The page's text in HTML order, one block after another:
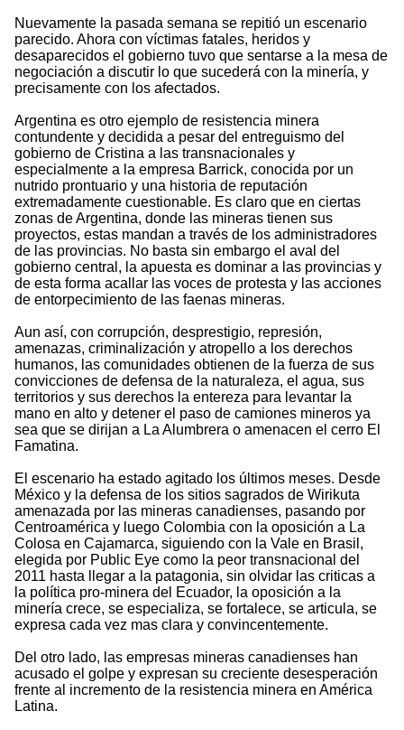
Nuevamente la pasada semana se repitió un escenario
parecido. Ahora con víctimas fatales, heridos y
desaparecidos el gobierno tuvo que sentarse a la mesa de
negociación a discutir lo que sucederá con la minería, y
precisamente con los afectados.
Argentina es otro ejemplo de resistencia minera
contundente y decidida a pesar del entreguismo del
gobierno de Cristina a las transnacionales y
especialmente a la empresa Barrick, conocida por un
nutrido prontuario y una historia de reputación
extremadamente cuestionable. Es claro que en ciertas
zonas de Argentina, donde las mineras tienen sus
proyectos, estas mandan a través de los administradores
de las provincias. No basta sin embargo el aval del
gobierno central, la apuesta es dominar a las provincias y
de esta forma acallar las voces de protesta y las acciones
de entorpecimiento de las faenas mineras.
Aun así, con corrupción, desprestigio, represión,
amenazas, criminalización y atropello a los derechos
humanos, las comunidades obtienen de la fuerza de sus
convicciones de defensa de la naturaleza, el agua, sus
territorios y sus derechos la entereza para levantar la
mano en alto y detener el paso de camiones mineros ya
sea que se dirijan a La Alumbrera o amenacen el cerro El
Famatina.
El escenario ha estado agitado los últimos meses. Desde
México y la defensa de los sitios sagrados de Wirikuta
amenazada por las mineras canadienses, pasando por
Centroamérica y luego Colombia con la oposición a La
Colosa en Cajamarca, siguiendo con la Vale en Brasil,
elegida por Public Eye como la peor transnacional del
2011 hasta llegar a la patagonia, sin olvidar las criticas a
la política pro-minera del Ecuador, la oposición a la
minería crece, se especializa, se fortalece, se articula, se
expresa cada vez mas clara y convincentemente.
Del otro lado, las empresas mineras canadienses han
acusado el golpe y expresan su creciente desesperación
frente al incremento de la resistencia minera en América
Latina.